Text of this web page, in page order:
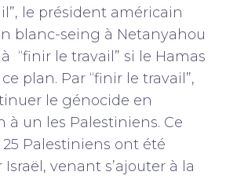
le président américain
blanc-seing à Netanyahou
“finir le travail” si le Hamas
plan. Par “finir le travail”,
le génocide en
à un les Palestiniens. Ce
Palestiniens ont été
Israël, venant s’ajouter à la